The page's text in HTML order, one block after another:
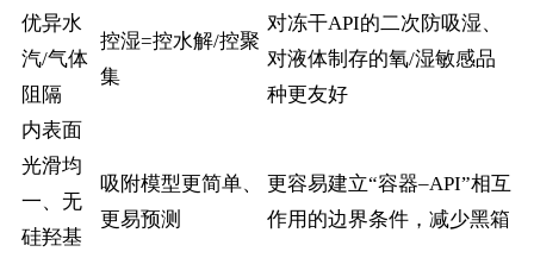
优异水
汽/气体
阻隔
控湿=控水解/控聚
集
对冻干API的二次防吸湿、
对液体制存的氧/湿敏感品
种更友好
内表面
光滑均
一、无
硅羟基
吸附模型更简单、
更易预测
更容易建立“容器–API”相互
作用的边界条件，减少黑箱